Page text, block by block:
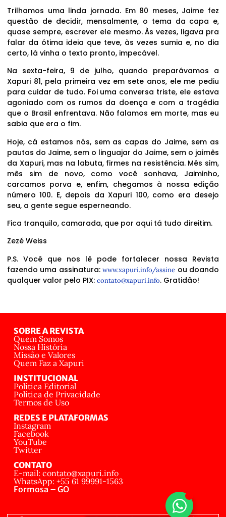
Trilhamos uma linda jornada. Em 80 meses, Jaime fez
questão de decidir, mensalmente, o tema da capa e,
quase sempre, escrever ele mesmo. Às vezes, ligava pra
falar da ótima ideia que teve, às vezes sumia e, no dia
certo, lá vinha o texto pronto, impecável.
Na sexta-feira, 9 de julho, quando preparávamos a
Xapuri 81, pela primeira vez em sete anos, ele me pediu
para cuidar de tudo. Foi uma conversa triste, ele estava
agoniado com os rumos da doença e com a tragédia
que o Brasil enfrentava. Não falamos em morte, mas eu
sabia que era o fim.
Hoje, cá estamos nós, sem as capas do Jaime, sem as
pautas do Jaime, sem o linguajar do Jaime, sem o jaimês
da Xapuri, mas na labuta, firmes na resistência. Mês sim,
mês sim de novo, como você sonhava, Jaiminho,
carcamos porva e, enfim, chegamos à nossa edição
número 100. E, depois da Xapuri 100, como era desejo
seu, a gente segue esperneando.
Fica tranquilo, camarada, que por aqui tá tudo direitim.
Zezé Weiss
P.S. Você que nos lê pode fortalecer nossa Revista
fazendo uma assinatura:www.xapuri.info/assine ou doando
qualquer valor pelo PIX: contato@xapuri.info. Gratidão!
SOBRE A REVISTA
Quem Somos
Nossa História
Missão e Valores
Quem Faz a Xapuri
INSTITUCIONAL
Política Editorial
Política de Privacidade
Termos de Uso
REDES E PLATAFORMAS
Instagram
Facebook
YouTube
Twitter
CONTATO
E-mail: contato@xapuri.info
WhatsApp: +55 61 99991-1563
Formosa – GO